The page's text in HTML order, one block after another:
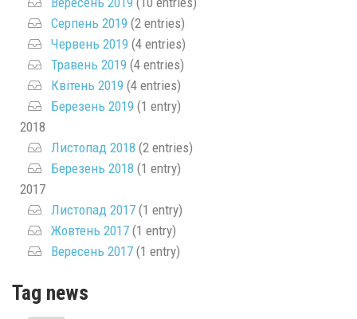
Серпень 2019 (2 entries)
Червень 2019 (4 entries)
Травень 2019 (4 entries)
Квітень 2019 (4 entries)
Березень 2019 (1 entry)
2018
Листопад 2018 (2 entries)
Березень 2018 (1 entry)
2017
Листопад 2017 (1 entry)
Жовтень 2017 (1 entry)
Вересень 2017 (1 entry)
Tag news